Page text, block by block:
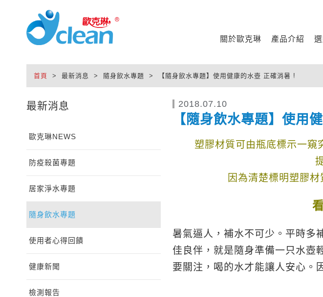
關於歐克琳 產品介紹
首頁 > 最新消息 > 隨身飲水專題 > 【隨身飲水專題】使用健康的水壺 正確消暑 !
最新消息
歐克琳NEWS
防疫殺菌專題
居家淨水專題
隨身飲水專題
使用者心得回饋
健康新聞
檢測報告
2018.07.10
【隨身飲水專題】使用
塑膠材質可由瓶底標示一窺
因為清楚標明塑膠
暑氣逼人，補水不可少。平時多
佳良伴，就是隨身準備一只水壺
要關注，喝的水才能讓人安心。